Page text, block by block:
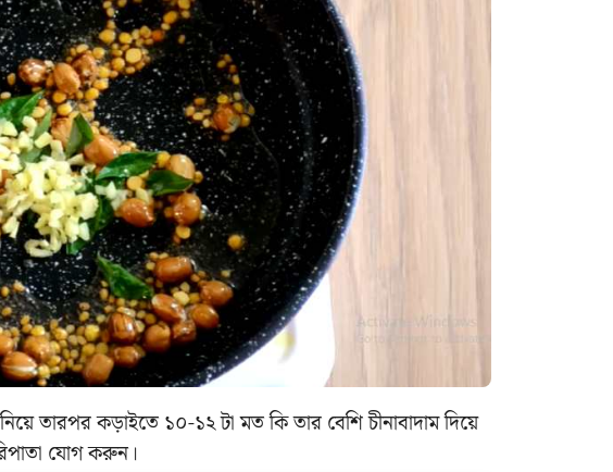
তারপর কড়াইতে ১০-১২ টা মত কি তার বেশি চীনাবাদাম দিয়ে
যোগ করুন।